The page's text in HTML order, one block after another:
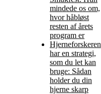
mindede os om,
hvor håbløst
resten af årets
program er
Hjerneforskeren
har en strategi,
som du let kan
bruge: Sådan
holder du din
hjerne skarp